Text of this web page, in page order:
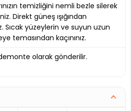
temizliğini nemli bezle silerek
Direkt güneş ışığından
Sıcak yüzeylerin ve suyun uzun
temasından kaçınınız.
olarak gönderilir.